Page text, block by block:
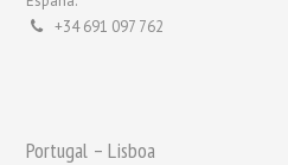
+34 691 097 762
Portugal – Lisboa